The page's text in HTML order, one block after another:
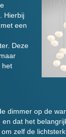
Hierbij
een
Deze
het
dimmer op de
dat het
zelf de